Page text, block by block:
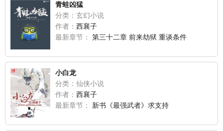
青蛙凶猛
分类：玄幻小说
作者： 西襄子
最新章节：
第三十二章 前来劫狱 重谈条件
小白龙
分类：仙侠小说
作者： 西襄子
最新章节：
新书《最强武者》求支持